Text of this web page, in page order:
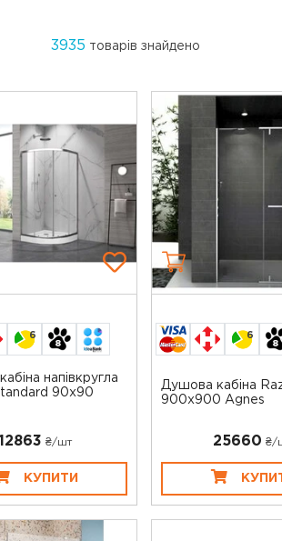
3935 товарів знайдено
6
напівкругла
90x90
₴/шт
КУПИТИ
6
Душова кабіна
900х900 Agnes
25660 ₴/